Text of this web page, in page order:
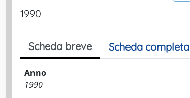
1990
Scheda breve Scheda completa
Anno
1990